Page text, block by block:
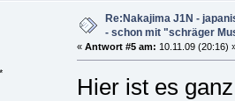
Re:Nakajima J1N -
- schon mit "schräger
« Antwort #5 am: 10.11.09 (20:16)
Hier ist es